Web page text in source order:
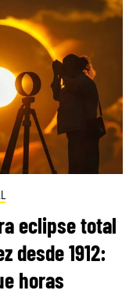
eclipse total
desde 1912:
horas